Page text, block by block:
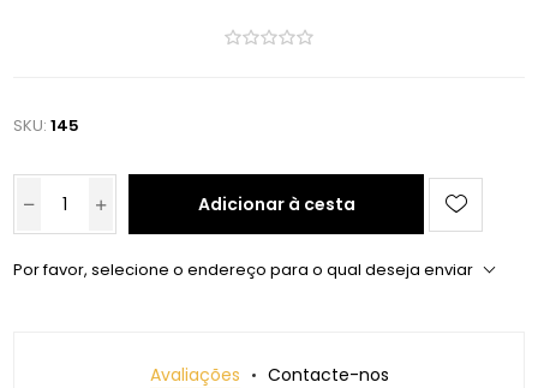
SKU: 145
Adicionar à cesta
Por favor, selecione o endereço para o qual deseja enviar
Avaliações Contacte-nos